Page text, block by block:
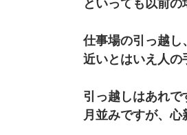
仕事場の引っ越し
近いとはいえ人の
引っ越しはあれで
月並みですが、心